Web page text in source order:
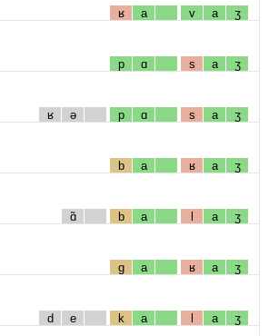
ʁ a v a ʒ
p ɑ s a ʒ
ʁ ə p ɑ s a ʒ
b a ʁ a ʒ
ɑ̃ b a l a ʒ
g a ʁ a ʒ
d e k a l a ʒ